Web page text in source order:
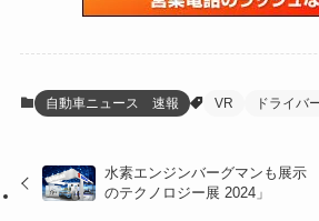
(32) (36) (8)
自動車ニュース 速報 VR ドライバ
水素エンジンバーグマンも展示
のテクノロジー展 2024」